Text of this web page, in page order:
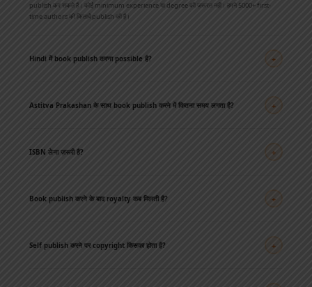
publish कर सकते हैं। कोई minimum experience या degree की ज़रूरत नहीं। हमने 5000+ first-
time authors की किताबें publish की हैं।
Hindi में book publish करना possible है? +
Astitva Prakashan के साथ book publish करने में कितना समय लगता है?
+
efficiently handle करती है।
ISBN लेना ज़रूरी है? +
से free मिलती है। Astitva Prakashan यह process
आपके लिए handle करता है।
Book publish करने के बाद royalty कब मिलती है? +
Royalty
Calculator से अभी calculate करें →
Self publish करने पर copyright किसका होता है? +